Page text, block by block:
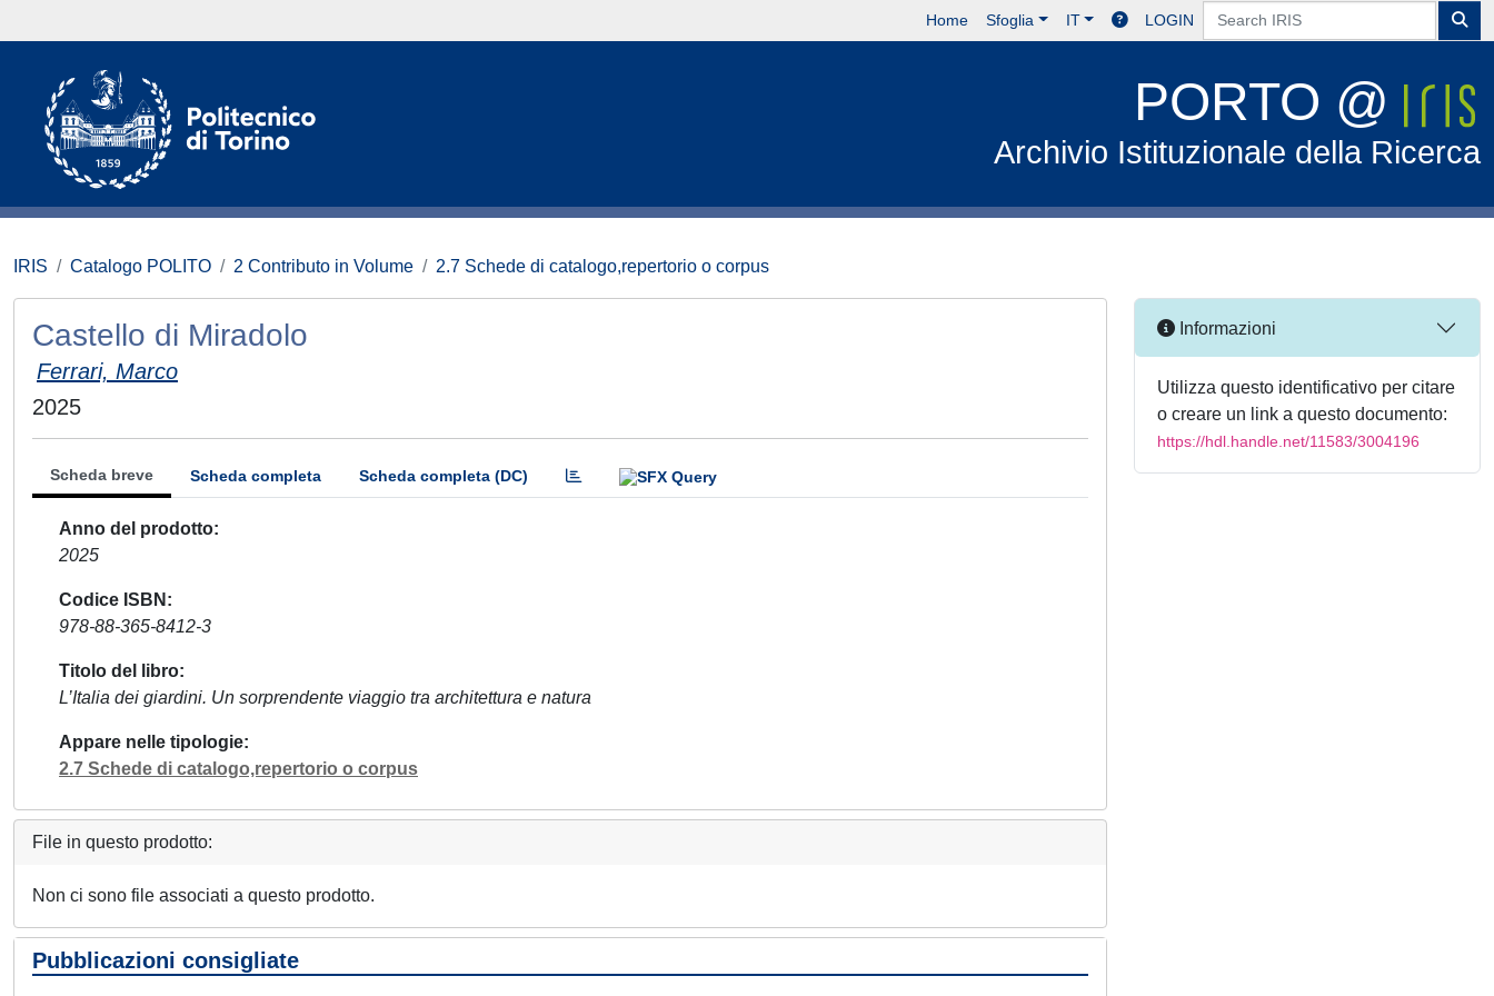
Home Sfoglia IT LOGIN
PORTO @
Archivio Istituzionale della Ricerca
IRIS Catalogo POLITO 2 Contributo in Volume 2.7 Schede di catalogo,repertorio o corpus
Castello di Miradolo
Ferrari, Marco
2025
Scheda breve Scheda completa Scheda completa (DC)
Anno del prodotto
2025
Codice ISBN
978-88-365-8412-3
Titolo del libro
L’Italia dei giardini. Un sorprendente viaggio tra architettura e natura
Appare nelle tipologie
2.7 Schede di catalogo,repertorio o corpus
File in questo prodotto:
Non ci sono file associati a questo prodotto.
Pubblicazioni consigliate
Informazioni
Utilizza questo identificativo per citare
o creare un link a questo documento:
https://hdl.handle.net/11583/3004196